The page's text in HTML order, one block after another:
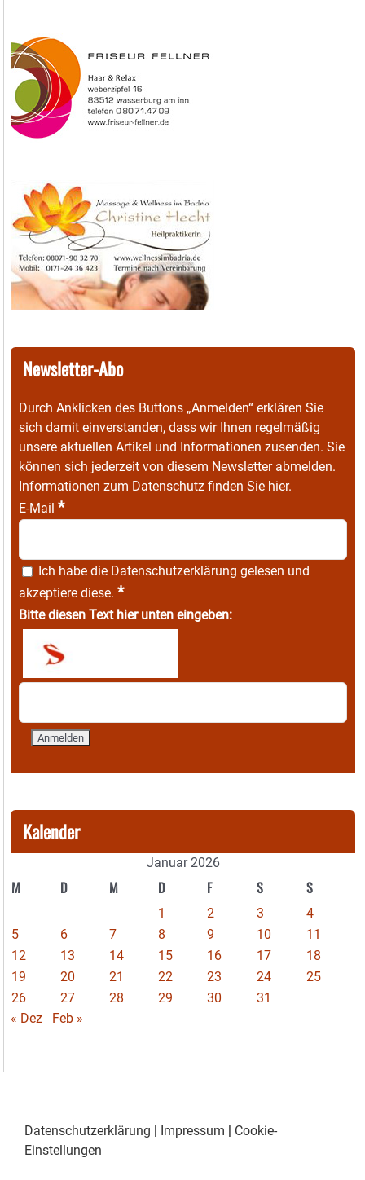
Newsletter-Abo
Durch Anklicken des Buttons „Anmelden“ erklären Sie
sich damit einverstanden, dass wir Ihnen regelmäßig
unsere aktuellen Artikel und Informationen zusenden. Sie
können sich jederzeit von diesem Newsletter abmelden.
Informationen zum Datenschutz finden Sie hier.
E-Mail *
Ich habe die Datenschutzerklärung gelesen und
akzeptiere diese. *
Bitte diesen Text hier unten eingeben:
Kalender
Januar 2026
M D M D F S S
1 2 3
4
5
6 7 8 9 10
11
12
13 14 15 16 17
18
19
20 21 22 23 24
25
26
27 28 29 30
31
« Dez
Feb »
Datenschutzerklärung | Impressum | Cookie-
Einstellungen